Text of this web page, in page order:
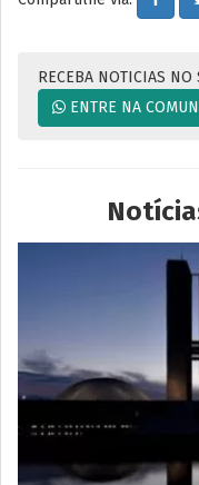
RECEBA NOTICIAS NO
ENTRE NA